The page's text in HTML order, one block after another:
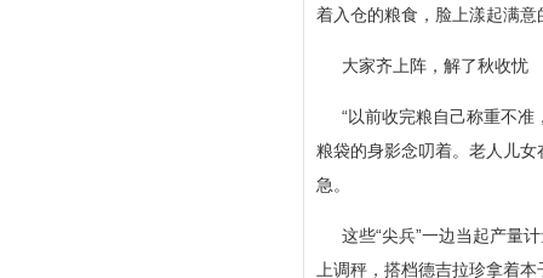
着入仓的粮食，脸上漾起满意
大家齐上阵，解了秋收忧
“以前收完粮自己称重不
粮袋的身影念叨着。老人儿
急。
这些“尖兵”一边当起产量
上调秤，搭档德吉拉珍拿着